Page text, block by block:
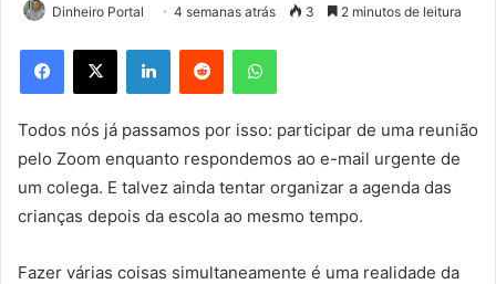
Dinheiro Portal 4 semanas atrás 3 2 minutos de leitura
Facebook
X LinkedinReddit WhatsApp
Todos nós já passamos por isso: participar de uma reunião
pelo Zoom enquanto respondemos ao e-mail urgente de
um colega. E talvez ainda tentar organizar a agenda das
crianças depois da escola ao mesmo tempo.
Fazer várias coisas simultaneamente é uma realidade da